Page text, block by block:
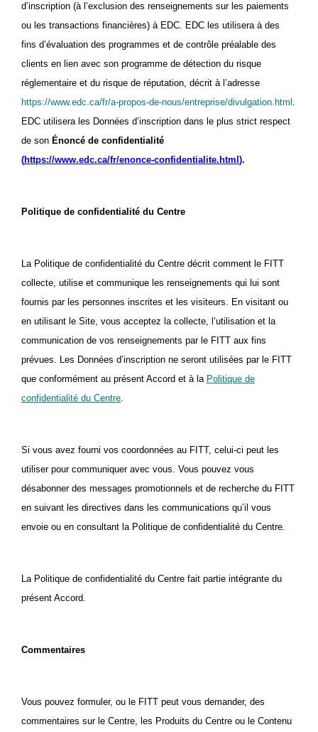
d’inscription (à l’exclusion des renseignements sur les paiements
ou les transactions financières) à EDC. EDC les utilisera à des
fins d’évaluation des programmes et de contrôle préalable des
clients en lien avec son programme de détection du risque
réglementaire et du risque de réputation, décrit à l’adresse
https://www.edc.ca/fr/a-propos-de-nous/entreprise/divulgation.html .
EDC utilisera les Données d’inscription dans le plus strict respect
de son Énoncé de confidentialité
(https://www.edc.ca/fr/enonce-confidentialite.html ).
Politique de confidentialité du Centre
La Politique de confidentialité du Centre décrit comment le FITT
collecte, utilise et communique les renseignements qui lui sont
fournis par les personnes inscrites et les visiteurs. En visitant ou
en utilisant le Site, vous acceptez la collecte, l’utilisation et la
communication de vos renseignements par le FITT aux fins
prévues. Les Données d’inscription ne seront utilisées par le FITT
que conformément au présent Accord et à la Politique de
confidentialité du Centre.
Si vous avez fourni vos coordonnées au FITT, celui-ci peut les
utiliser pour communiquer avec vous. Vous pouvez vous
désabonner des messages promotionnels et de recherche du FITT
en suivant les directives dans les communications qu’il vous
envoie ou en consultant la Politique de confidentialité du Centre.
La Politique de confidentialité du Centre fait partie intégrante du
présent Accord.
Commentaires
Vous pouvez formuler, ou le FITT peut vous demander, des
commentaires sur le Centre, les Produits du Centre ou le Contenu